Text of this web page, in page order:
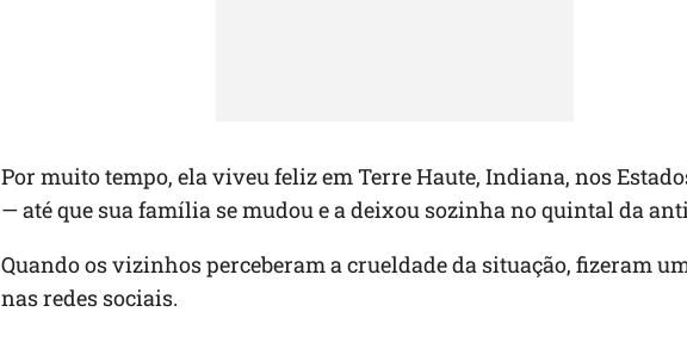
Por muito tempo, ela viveu feliz em Terre Haute, Indiana, nos
— até que sua família se mudou e a deixou sozinha no quintal da
Quando os vizinhos perceberam a crueldade da situação, fizeram
nas redes sociais.